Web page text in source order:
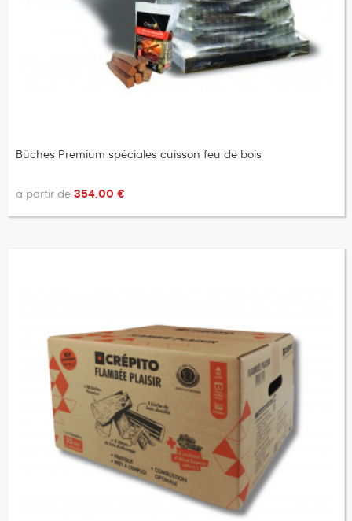
Bûches Premium spéciales cuisson feu de bois
à partir de 354,00 €